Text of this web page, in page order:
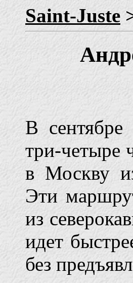
Saint-Juste
В сентябре
три-четыре
в Москву
Эти
из
идет
без